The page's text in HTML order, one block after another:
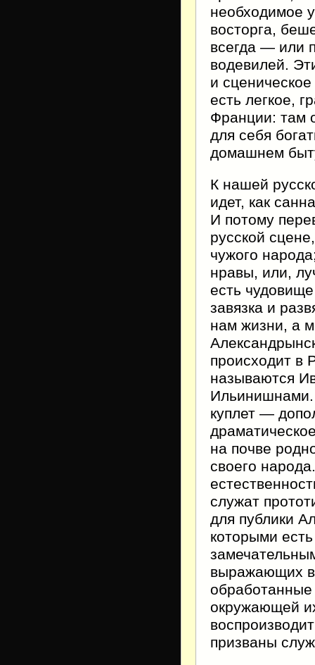
необходимое
восторга,
всегда — или
водевилей.
и
есть легкое,
Франции: там
для себя
домашнем
К нашей
идет, как
И потому
русской
чужого
нравы, или,
есть
завязка и
нам жизни, а
происходит в
называются
Ильинишнами.
куплет —
на почве
своего
служат
для публики
которыми
выражающих
окружающей
призваны